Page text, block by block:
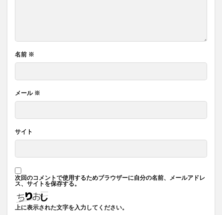
名前 ※
メール ※
サイト
次回のコメントで使用するためブラウザーに自分の名前、メールアドレ
ス、サイトを保存する。
上に表示された文字を入力してください。